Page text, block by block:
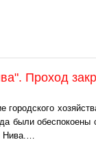
Проход
городского
были обеспокоены
Нива.…